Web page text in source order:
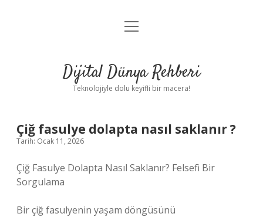
Anasayfa
Yasal Uyarı
menüyü
Dijital Dünya Rehberi
Teknolojiyle dolu keyifli bir macera!
Çiğ fasulye dolapta nasıl saklanır ?
Tarih: Ocak 11, 2026
Çiğ Fasulye Dolapta Nasıl Saklanır? Felsefi Bir
Sorgulama
Bir çiğ fasulyenin yaşam döngüsünü